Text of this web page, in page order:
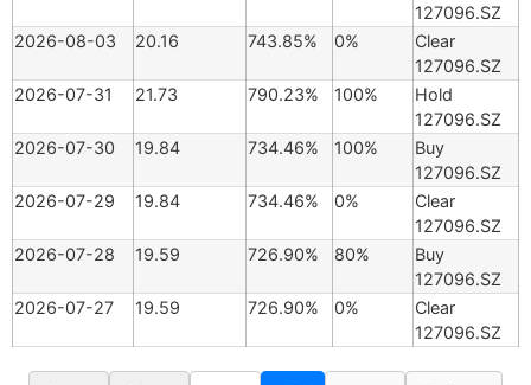
127096.SZ
2026-08-03
20.16 743.85% 0%
Clear
127096.SZ
2026-07-31
21.73 790.23% 100%
Hold
127096.SZ
2026-07-30
19.84 734.46% 100%
Buy
127096.SZ
2026-07-29
19.84 734.46% 0%
Clear
127096.SZ
2026-07-28
19.59 726.90% 80%
Buy
127096.SZ
2026-07-27
19.59 726.90% 0%
Clear
127096.SZ